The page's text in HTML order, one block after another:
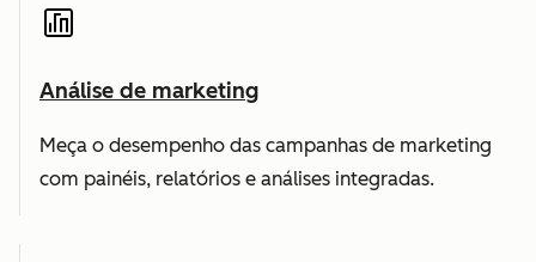
Análise de marketing
Meça o desempenho das campanhas de marketing
com painéis, relatórios e análises integradas.